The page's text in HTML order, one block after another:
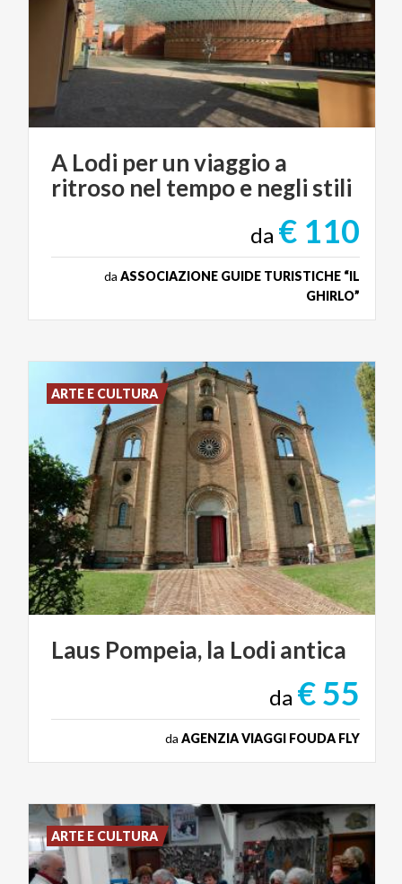
A Lodi perunviaggioa
ritroso nel tempoe negli stili
da € 110
da ASSOCIAZIONE GUIDE TURISTICHE “IL
GHIRLO”
Laus Pompeia, la Lodi antica
da € 55
da AGENZIA VIAGGI FOUDA FLY
ARTE E CULTURA
ARTE E CULTURA